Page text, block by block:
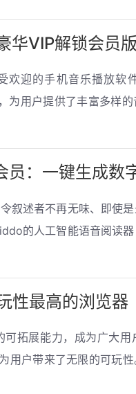
华VIP解锁会员版
欢迎的手机音乐播放软
为用户提供了丰富多样的
乐去广告豪华VIP解锁会
：一键生成数
叙述者不再无味、即使
的人工智能语音阅读
性最高的浏览器
可拓展能力，成为广大
用户带来了无限的可玩